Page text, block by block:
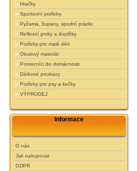
Hračky
Sportovní potřeby
Pyžama, župany, spodní prádlo
Reflexní prvky a doplňky
Potřeby pro malé děti
Obalový materiál
Pomocníci do domácnosti
Dárkové poukazy
Potřeby pro psy a kočky
VÝPRODEJ
Informace
O nás
Jak nakupovat
GDPR